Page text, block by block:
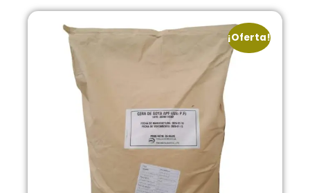
¡Oferta!